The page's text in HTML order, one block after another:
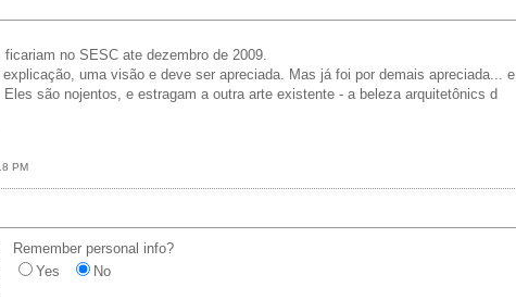
no SESC ate dezembro de 2009.
uma visão e deve ser apreciada. Mas já foi por demais apreciada... e
são nojentos, e estragam a outra arte existente - a beleza arquitetônics d
PM
Remember personal info?
Yes
No